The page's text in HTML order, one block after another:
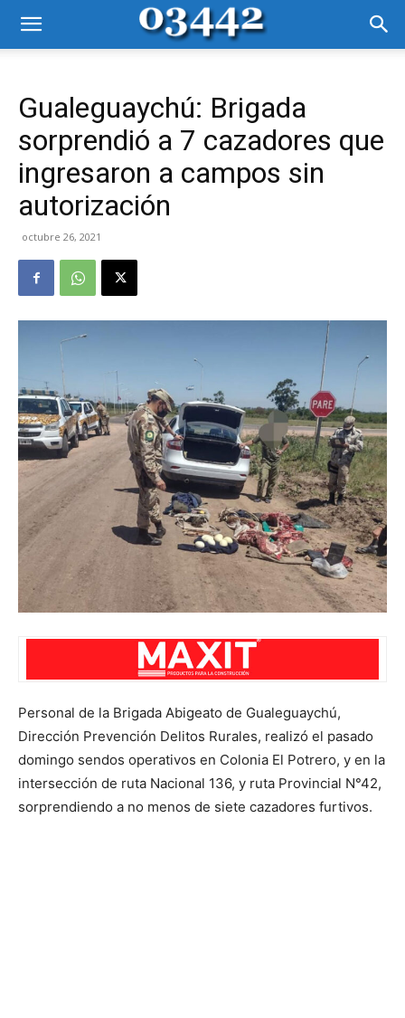
Gualeguaychú: Brigada
sorprendió a 7 cazadores que
ingresaron a campos sin
autorización
octubre 26, 2021
Personal de la Brigada Abigeato de Gualeguaychú,
Dirección Prevención Delitos Rurales, realizó el pasado
domingo sendos operativos en Colonia El Potrero, y en la
intersección de ruta Nacional 136, y ruta Provincial N°42,
sorprendiendo a no menos de siete cazadores furtivos.